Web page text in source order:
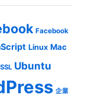
Facebook
Linux Mac
SSL Ubuntu
企業